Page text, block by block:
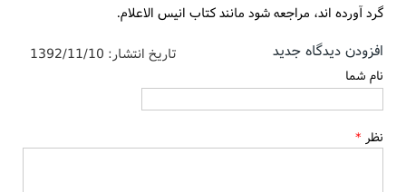
گرد آورده اند، مراجعه شود مانند كتاب انيس الاعلام.
تاریخ انتشار: 1392/11/10 افزودن دیدگاه جدید
نام شما
نظر *